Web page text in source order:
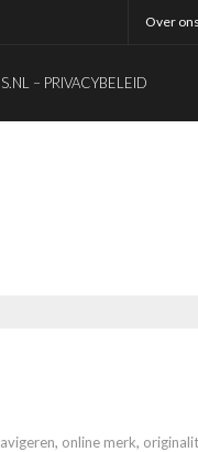
Over ons
– PRIVACYBELEID
, online merk,